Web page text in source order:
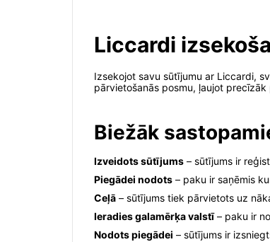
Liccardi
Izsekojot savu sūtījumu ar Liccardi,
pārvietošanās posmu, ļaujot
Biežāk
Izveidots sūtījums – sūtījums ir
Piegādei nodots – paku ir saņēmis
Ceļā – sūtījums tiek pārvietots uz
Ieradies galamērķa valstī– paku ir
Nodots piegādei – sūtījums ir